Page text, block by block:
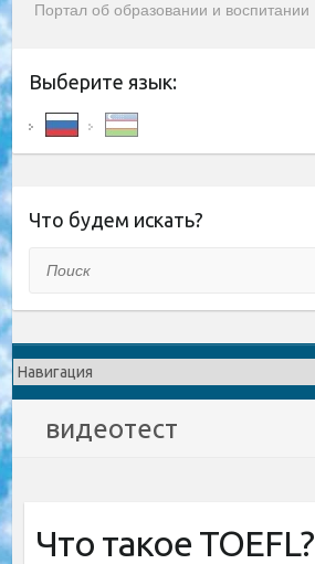
Портал об образовании и воспитании
Выберите язык:
Что будем искать?
видеотест
Что такое TOEFL?